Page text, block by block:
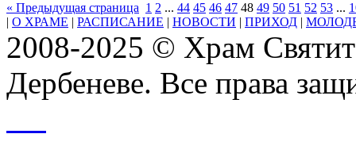
« Предыдущая страница 1 2 ... 44 45 46 47 48 49 50 51 52 53 ...
| О ХРАМЕ | РАСПИСАНИЕ | НОВОСТИ | ПРИХОД |
2008-2025 © Храм
Дербеневе. Все права